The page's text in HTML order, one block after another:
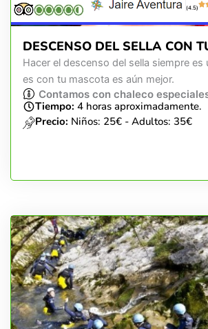
(4.5)
DESCENSO DEL SELLA CON
Hacer el descenso del sella siempre es
es con tu mascota es aún mejor.
Contamos con chaleco
Tiempo: 4 horas aproximadamente.
Precio: Niños: 25€ - Adultos: 35€